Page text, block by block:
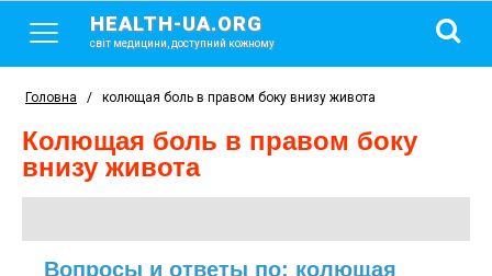
HEALTH-UA.ORG
світ медицини, доступний кожному
Головна / колющая боль в правом боку внизу живота
колющая боль в правом боку
внизу живота
Вопросы и ответы по: колющая